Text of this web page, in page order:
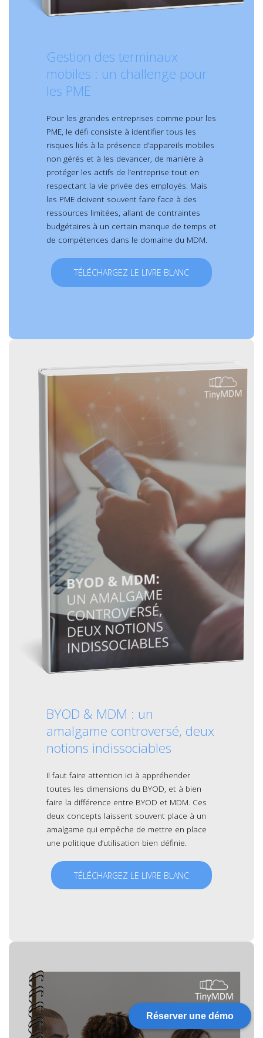
Réserver une démo
Gestion des terminaux
mobiles : un challenge pour
les PME
Pour les grandes entreprises comme pour les
PME, le défi consiste à identifier tous les
risques liés à la présence d’appareils mobiles
non gérés et à les devancer, de manière à
protéger les actifs de l’entreprise tout en
respectant la vie privée des employés. Mais
les PME doivent souvent faire face à des
ressources limitées, allant de contraintes
budgétaires à un certain manque de temps et
de compétences dans le domaine du MDM.
TÉLÉCHARGEZ LE LIVRE BLANC
BYOD & MDM : un
amalgame controversé, deux
notions indissociables
Il faut faire attention ici à appréhender
toutes les dimensions du BYOD, et à bien
faire la différence entre BYOD et MDM. Ces
deux concepts laissent souvent place à un
amalgame qui empêche de mettre en place
une politique d’utilisation bien définie.
TÉLÉCHARGEZ LE LIVRE BLANC